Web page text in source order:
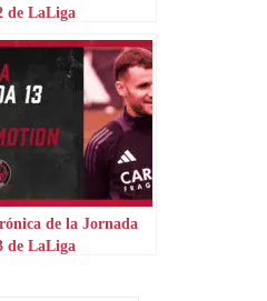
de LaLiga
de la Jornada
de LaLiga